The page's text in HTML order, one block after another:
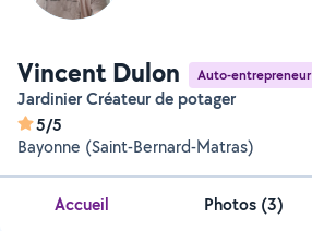
Vincent Dulon Auto-entrepreneur
Jardinier Créateur de potager
5/5
Bayonne (Saint-Bernard-Matras)
Accueil Photos (3)